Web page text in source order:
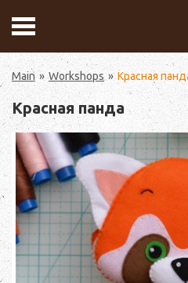
Main Workshops Красная
Красная панда